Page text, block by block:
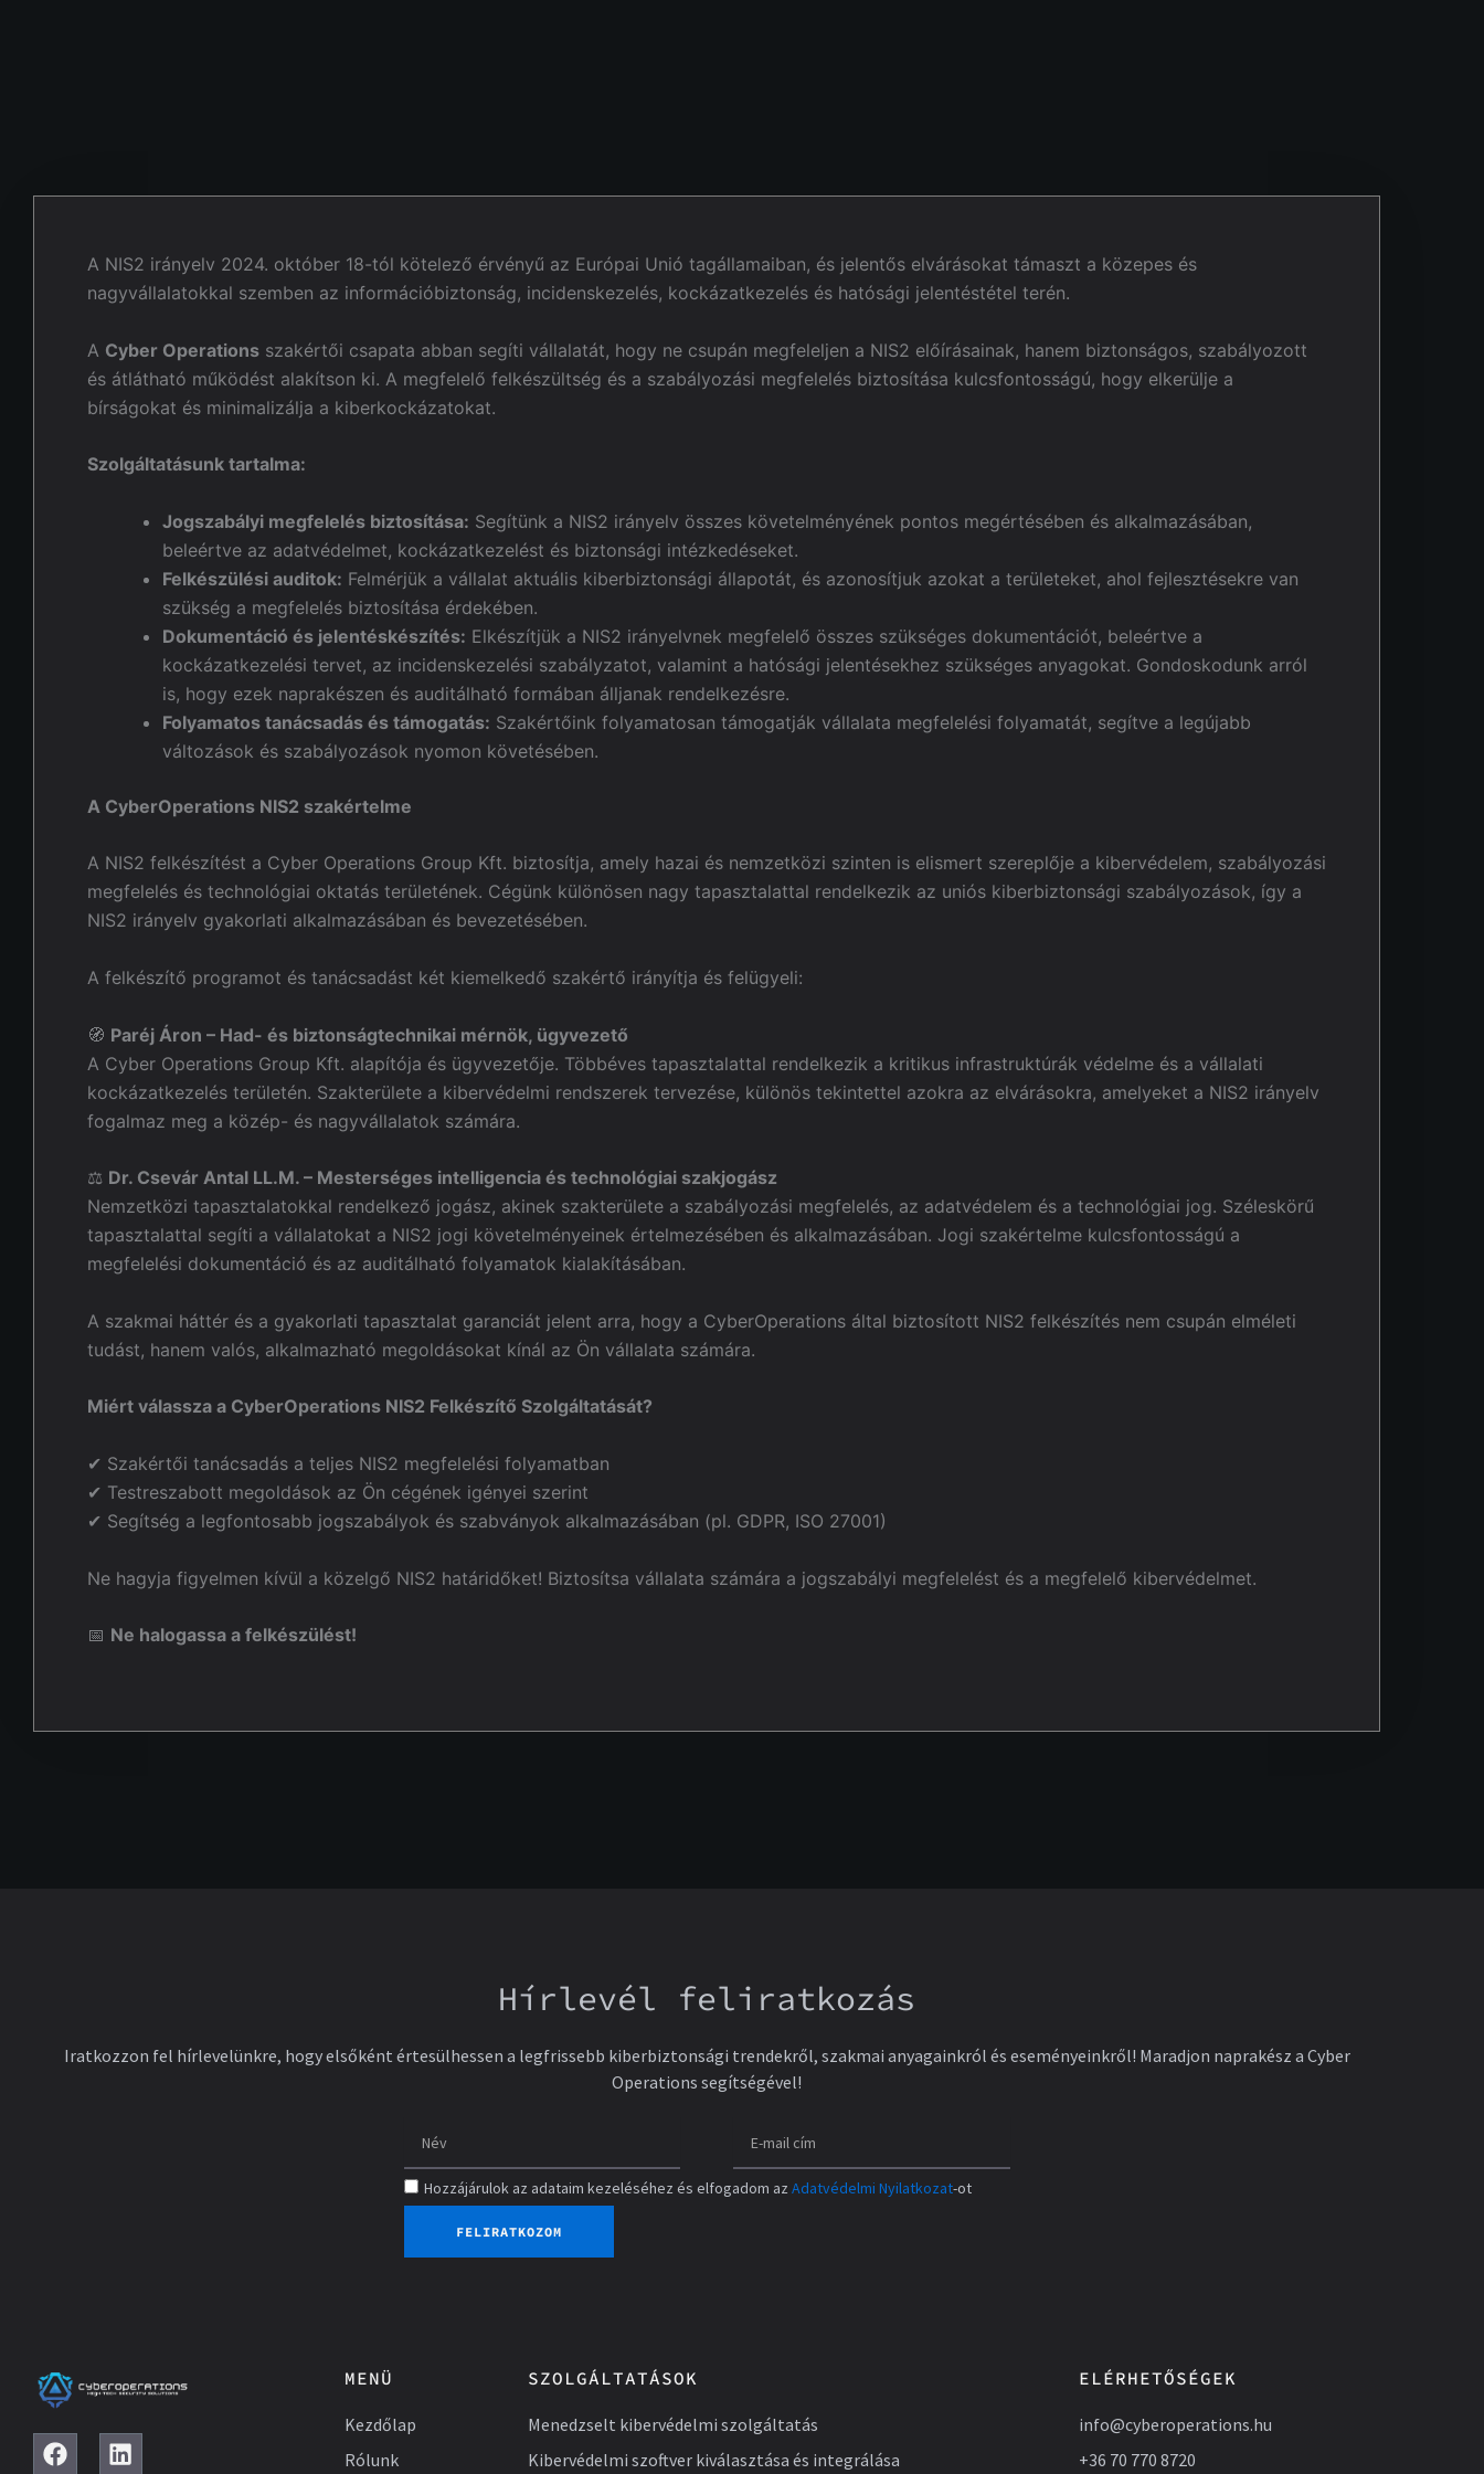
A NIS2 irányelv 2024. október 18-tól kötelező érvényű az Európai Unió tagállamaiban, és jelentős elvárásokat támaszt a közepes és
nagyvállalatokkal szemben az információbiztonság, incidenskezelés, kockázatkezelés és hatósági jelentéstétel terén.
A Cyber Operations szakértői csapata abban segíti vállalatát, hogy ne csupán megfeleljen a NIS2 előírásainak, hanem biztonságos, szabályozott
és átlátható működést alakítson ki. A megfelelő felkészültség és a szabályozási megfelelés biztosítása kulcsfontosságú, hogy elkerülje a
bírságokat és minimalizálja a kiberkockázatokat.
Szolgáltatásunk tartalma:
Jogszabályi megfelelés biztosítása: Segítünk a NIS2 irányelv összes követelményének pontos megértésében és alkalmazásában,
beleértve az adatvédelmet, kockázatkezelést és biztonsági intézkedéseket.
Felkészülési auditok: Felmérjük a vállalat aktuális kiberbiztonsági állapotát, és azonosítjuk azokat a területeket, ahol fejlesztésekre van
szükség a megfelelés biztosítása érdekében.
Dokumentáció és jelentéskészítés: Elkészítjük a NIS2 irányelvnek megfelelő összes szükséges dokumentációt, beleértve a
kockázatkezelési tervet, az incidenskezelési szabályzatot, valamint a hatósági jelentésekhez szükséges anyagokat. Gondoskodunk arról
is, hogy ezek naprakészen és auditálható formában álljanak rendelkezésre.
Folyamatos tanácsadás és támogatás: Szakértőink folyamatosan támogatják vállalata megfelelési folyamatát, segítve a legújabb
változások és szabályozások nyomon követésében.
A CyberOperations NIS2 szakértelme
A NIS2 felkészítést a Cyber Operations Group Kft. biztosítja, amely hazai és nemzetközi szinten is elismert szereplője a kibervédelem, szabályozási
megfelelés és technológiai oktatás területének. Cégünk különösen nagy tapasztalattal rendelkezik az uniós kiberbiztonsági szabályozások, így a
NIS2 irányelv gyakorlati alkalmazásában és bevezetésében.
A felkészítő programot és tanácsadást két kiemelkedő szakértő irányítja és felügyeli:
🧭 Paréj Áron – Had- és biztonságtechnikai mérnök, ügyvezető
A Cyber Operations Group Kft. alapítója és ügyvezetője. Többéves tapasztalattal rendelkezik a kritikus infrastruktúrák védelme és a vállalati
kockázatkezelés területén. Szakterülete a kibervédelmi rendszerek tervezése, különös tekintettel azokra az elvárásokra, amelyeket a NIS2 irányelv
fogalmaz meg a közép- és nagyvállalatok számára.
⚖️ Dr. Csevár Antal LL.M. – Mesterséges intelligencia és technológiai szakjogász
Nemzetközi tapasztalatokkal rendelkező jogász, akinek szakterülete a szabályozási megfelelés, az adatvédelem és a technológiai jog. Széleskörű
tapasztalattal segíti a vállalatokat a NIS2 jogi követelményeinek értelmezésében és alkalmazásában. Jogi szakértelme kulcsfontosságú a
megfelelési dokumentáció és az auditálható folyamatok kialakításában.
A szakmai háttér és a gyakorlati tapasztalat garanciát jelent arra, hogy a CyberOperations által biztosított NIS2 felkészítés nem csupán elméleti
tudást, hanem valós, alkalmazható megoldásokat kínál az Ön vállalata számára.
Miért válassza a CyberOperations NIS2 Felkészítő Szolgáltatását?
✔ Szakértői tanácsadás a teljes NIS2 megfelelési folyamatban
✔ Testreszabott megoldások az Ön cégének igényei szerint
✔ Segítség a legfontosabb jogszabályok és szabványok alkalmazásában (pl. GDPR, ISO 27001)
Ne hagyja figyelmen kívül a közelgő NIS2 határidőket! Biztosítsa vállalata számára a jogszabályi megfelelést és a megfelelő kibervédelmet.
📅 Ne halogassa a felkészülést!
Hírlevél feliratkozás
Iratkozzon fel hírlevelünkre, hogy elsőként értesülhessen a legfrissebb kiberbiztonsági trendekről, szakmai anyagainkról és eseményeinkről! Maradjon naprakész a Cyber
Operations segítségével!
Hozzájárulok az adataim kezeléséhez és elfogadom az Adatvédelmi Nyilatkozat-ot
FELIRATKOZOM
F
a
L
i
MENÜ
Kezdőlap
Rólunk
SZOLGÁLTATÁSOK
Menedzselt kibervédelmi szolgáltatás
Kibervédelmi szoftver kiválasztása és integrálása
ELÉRHETŐSÉGEK
info@cyberoperations.hu
+36 70 770 8720